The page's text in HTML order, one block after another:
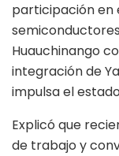
participación en
Huauchinango
integración de
impulsa el
Explicó que
de trabajo y